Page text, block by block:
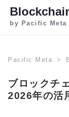
by Pacific Meta
Pacific Meta
ブロックチ
2026年の活